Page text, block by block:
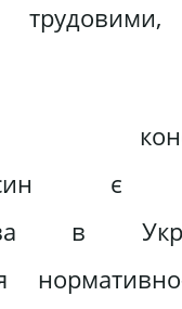
трудовими,
є
в